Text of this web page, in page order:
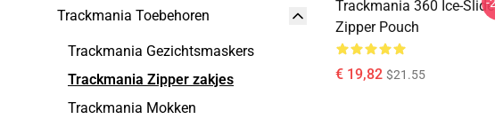
Trackmania Toebehoren
Trackmania Gezichtsmaskers
Trackmania Zipper zakjes
Trackmania Mokken
Trackmania 360 Ice-Slide
Zipper Pouch
€ 19,82 $21.55